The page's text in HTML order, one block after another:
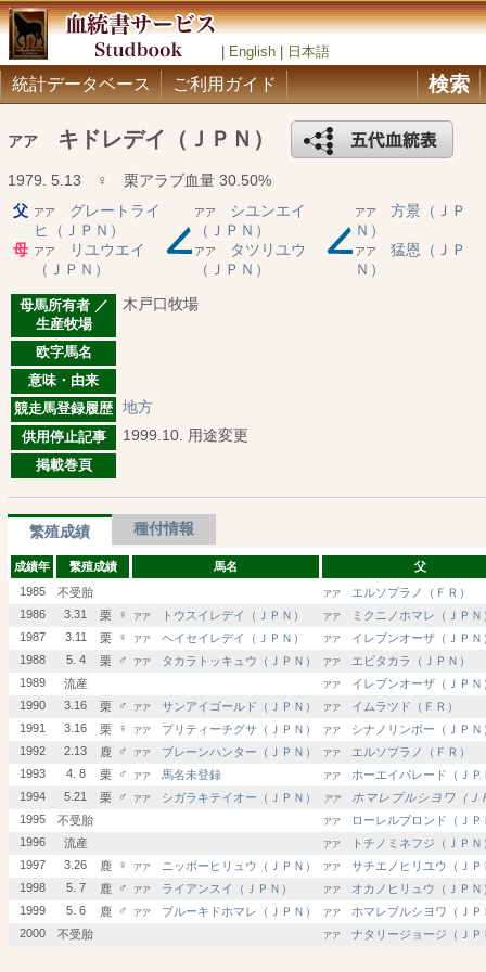
English 日本語
統計データベース ご利用ガイド 検索
アア キドレデイ（ＪＰＮ）
1979. 5.13 ♀ 栗アラブ血量 30.50%
父 アア グレートライ
ヒ（ＪＰＮ）
アア シユンエイ
（ＪＰＮ）
アア 方景（ＪＰ
Ｎ）
母 アア
リユウエイ
（ＪＰＮ）
アア
タツリユウ
（ＪＰＮ）
アア猛恩（ＪＰ
Ｎ）
母馬所有者 ／
生産牧場
木戸口牧場
欧字馬名
意味・由来
競走馬登録履歴
地方
供用停止記事 1999.10. 用途変更
掲載巻頁
繁殖成績 種付情報
成績年 繫殖成績 馬名
父
1985
不受胎 アア
エルソプラノ（ＦＲ）
1986
3.31 栗 ♀ アア トウスイレデイ（ＪＰＮ） アア
ミクニノホマレ（ＪＰＮ
1987
3.11 栗 ♀ アア ヘイセイレデイ（ＪＰＮ） アア
イレブンオーザ（ＪＰＮ
1988
5. 4 栗 ♂ アア タカラトッキュウ（ＪＰＮ） アア
エビタカラ（ＪＰＮ）
1989
流産 アア
イレブンオーザ（ＪＰＮ
1990
3.16 栗 ♂ アア サンアイゴールド（ＪＰＮ） アア
イムラツド（ＦＲ）
1991
3.16 栗 ♀ アア プリティーチグサ（ＪＰＮ） アア
シナノリンボー（ＪＰＮ
1992
2.13 鹿 ♂ アア ブレーンハンター（ＪＰＮ） アア
エルソプラノ（ＦＲ）
1993
4. 8 栗 ♂ アア 馬名未登録 アア
ホーエイパレード（ＪＰ
1994
5.21 栗 ♂ アア シガラキテイオー（ＪＰＮ） アア
ホマレブルシヨワ（Ｊ
1995
不受胎 アア
ローレルブロンド（ＪＰ
1996
流産 アア
トチノミネフジ（ＪＰＮ
1997
3.26 鹿 ♀ アア ニッポーヒリュウ（ＪＰＮ） アア サチエノヒリユウ（ＪＰ
1998
5. 7 鹿 ♂ アア ライアンスイ（ＪＰＮ） アア
オカノヒリュウ（ＪＰＮ
1999
5. 6 鹿 ♂ アア ブルーキドホマレ（ＪＰＮ） アア
ホマレブルシヨワ（ＪＰ
2000
不受胎 アア ナタリージョージ（ＪＰ